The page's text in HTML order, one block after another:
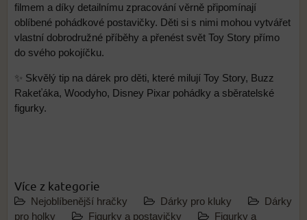
filmem a díky detailnímu zpracování věrně připomínají
oblíbené pohádkové postavičky. Děti si s nimi mohou vytvářet
vlastní dobrodružné příběhy a přenést svět Toy Story přímo
do svého pokojíčku.
✨ Skvělý tip na dárek pro děti, které milují Toy Story, Buzz
Rakeťáka, Woodyho, Disney Pixar pohádky a sběratelské
figurky.
Více z kategorie
Nejoblíbenější hračky Dárky pro kluky
Dárky
pro holky
Figurky a postavičky
Figurky a